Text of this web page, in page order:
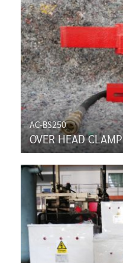
AC-BS250
OVER HEAD CLAMP